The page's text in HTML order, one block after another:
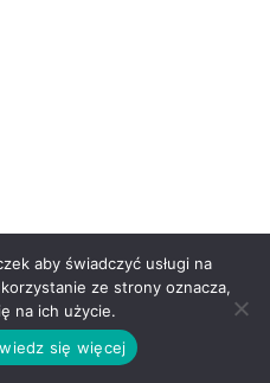
aby świadczyć usługi na
ze strony oznacza,
na ich użycie.
się więcej